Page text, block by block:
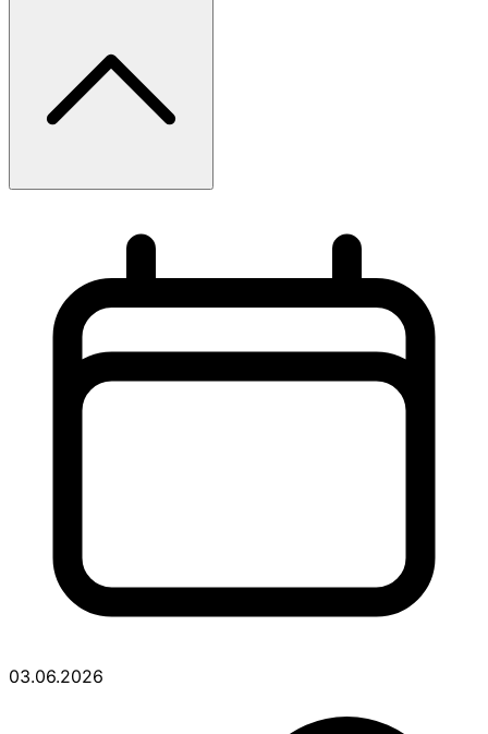
03.06.2026